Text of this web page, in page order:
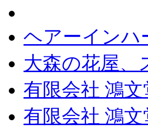
ヘアーインハ
大森の花屋、
有限会社 鴻
有限会社 鴻